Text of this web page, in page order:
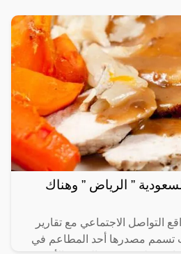
” الرياض ” وهناك
التواصل الاجتماعي مع تقارير
تسمم مصدرها أحد المطاعم في